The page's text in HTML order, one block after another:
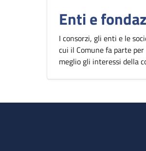
Enti e
I consorzi, gli enti e le
cui il Comune fa parte
meglio gli interessi della